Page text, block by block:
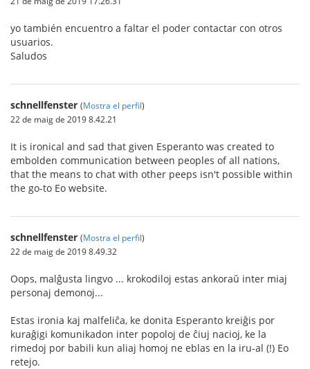
yo también encuentro a faltar el poder contactar con otros
usuarios.
Saludos
schnellfenster (Mostra el perfil)
22 de maig de 2019 8.42.21
It is ironical and sad that given Esperanto was created to
embolden communication between peoples of all nations,
that the means to chat with other peeps isn't possible within
the go-to Eo website.
schnellfenster (Mostra el perfil)
22 de maig de 2019 8.49.32
Oops, malĝusta lingvo ... krokodiloj estas ankoraŭ inter miaj
personaj demonoj...
Estas ironia kaj malfeliĉa, ke donita Esperanto kreiĝis por
kuraĝigi komunikadon inter popoloj de ĉiuj nacioj, ke la
rimedoj por babili kun aliaj homoj ne eblas en la iru-al (!) Eo
retejo.